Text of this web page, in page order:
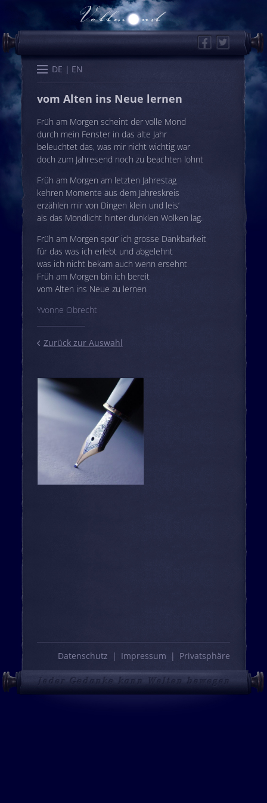
FacebookTwitter
DE EN
Start Kalender Karten
vom Alten ins Neue lernen
Früh am Morgen scheint der volle Mond
durch mein Fenster in das alte Jahr
beleuchtet das, was mir nicht wichtig war
doch zum Jahresend noch zu beachten lohnt
Früh am Morgen am letzten Jahrestag
kehren Momente aus dem Jahreskreis
erzählen mir von Dingen klein und leis’
als das Mondlicht hinter dunklen Wolken lag.
Früh am Morgen spür’ ich grosse Dankbarkeit
für das was ich erlebt und abgelehnt
was ich nicht bekam auch wenn ersehnt
Früh am Morgen bin ich bereit
vom Alten ins Neue zu lernen
Yvonne Obrecht
Zurück zur Auswahl
Datenschutz Impressum Privatsphäre